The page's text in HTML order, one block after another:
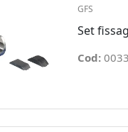
GFS
Set
Cod: